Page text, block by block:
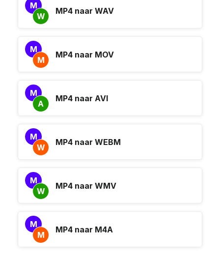
M
W
MP4 naar WAV
M
M
MP4 naar MOV
M
A
MP4 naar AVI
M
W
MP4 naar WEBM
M
W
MP4 naar WMV
M
M
MP4 naar M4A